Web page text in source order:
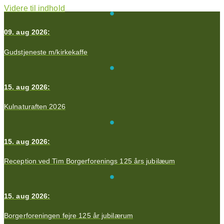
Videre til indhold
09. aug 2026:
Gudstjeneste m/kirkekaffe
15. aug 2026:
Kulnaturaften 2026
15. aug 2026:
Reception ved Tim Borgerforenings 125 års jubilæum
15. aug 2026:
Borgerforeningen fejre 125 år jubilærum